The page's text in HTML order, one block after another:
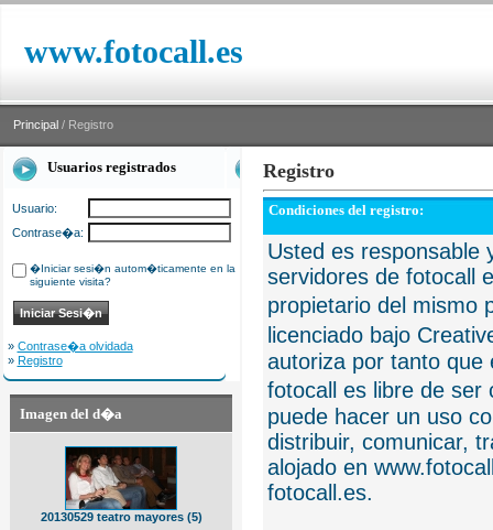
www.fotocall.es
Principal / Registro
Usuarios registrados
Usuario:
Contrase�a:
�Iniciar sesi�n autom�ticamente en la
siguiente visita?
» Contrase�a olvidada
» Registro
Imagen del d�a
20130529 teatro mayores (5)
Registro
Condiciones del registro:
Usted es responsable
servidores de fotocall
propietario del mismo
licenciado bajo
autoriza por tanto que
fotocall es libre de
puede hacer un uso
distribuir, comunicar,
alojado en
fotocall.es.